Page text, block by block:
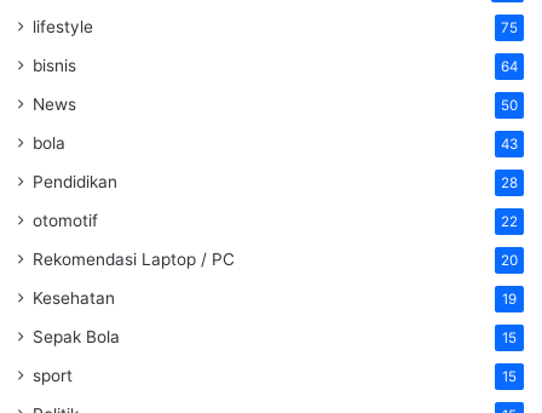
lifestyle 75
bisnis 64
News 50
bola 43
Pendidikan 28
otomotif 22
Rekomendasi Laptop / PC 20
Kesehatan 19
Sepak Bola 15
sport 15